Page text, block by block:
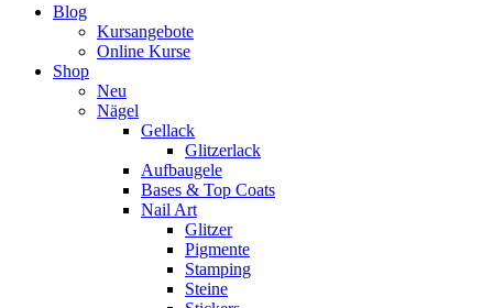
Blog
Kursangebote
Online Kurse
Shop
Neu
Nägel
Gellack
Glitzerlack
Aufbaugele
Bases & Top Coats
Nail Art
Glitzer
Pigmente
Stamping
Steine